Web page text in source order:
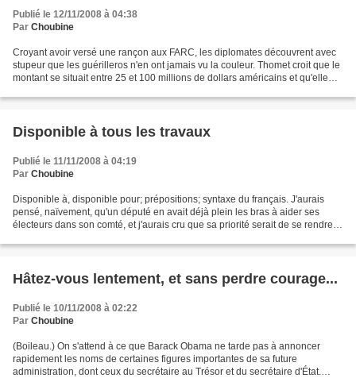
Publié le 12/11/2008 à 04:38
Par Choubine
Croyant avoir versé une rançon aux FARC, les diplomates découvrent avec
stupeur que les guérilleros n'en ont jamais vu la couleur. Thomet croit que le
montant se situait entre 25 et 100 millions de dollars américains et qu'elle
Disponible à tous les travaux
Publié le 11/11/2008 à 04:19
Par Choubine
Disponible à, disponible pour; prépositions; syntaxe du français. J'aurais
pensé, naïvement, qu'un député en avait déjà plein les bras à aider ses
électeurs dans son comté, et j'aurais cru que sa priorité serait de se rendre
Hâtez-vous lentement, et sans perdre courage...
Publié le 10/11/2008 à 02:22
Par Choubine
(Boileau.) On s'attend à ce que Barack Obama ne tarde pas à annoncer
rapidement les noms de certaines figures importantes de sa future
administration, dont ceux du secrétaire au Trésor et du secrétaire d'État.